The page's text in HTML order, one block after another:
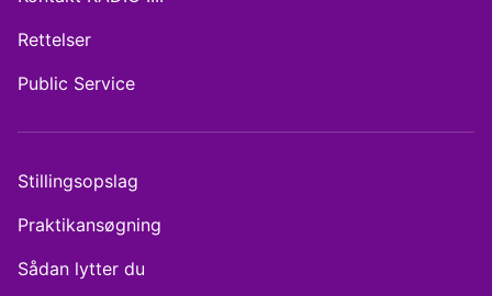
Rettelser
Public Service
Stillingsopslag
Praktikansøgning
Sådan lytter du